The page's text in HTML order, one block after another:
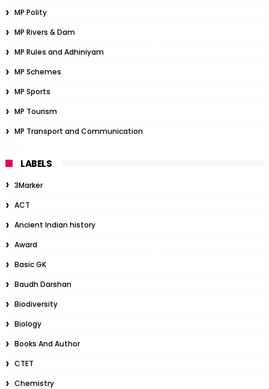
MP Polity
MP Rivers & Dam
MP Rules and Adhiniyam
MP Schemes
MP Sports
MP Tourism
MP Transport and Communication
LABELS
3Marker
ACT
Ancient Indian history
Award
Basic GK
Baudh Darshan
Biodiversity
Biology
Books And Author
CTET
Chemistry